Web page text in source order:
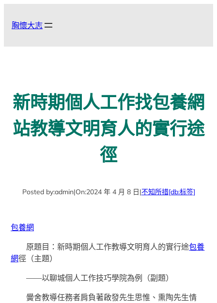
胸懷大志
新時期個人工作找包養網
站教導文明育人的實行途
徑
Posted by:admin|On:2024 年 4 月 8 日|不知所措[db:标签]
包養網
原題目：新時期個人工作教導文明育人的實行途包養
網徑（主題）
——以聊城個人工作技巧學院為例（副題）
黌舍教導任務者肩負著啟發先生思惟、熏陶先生情